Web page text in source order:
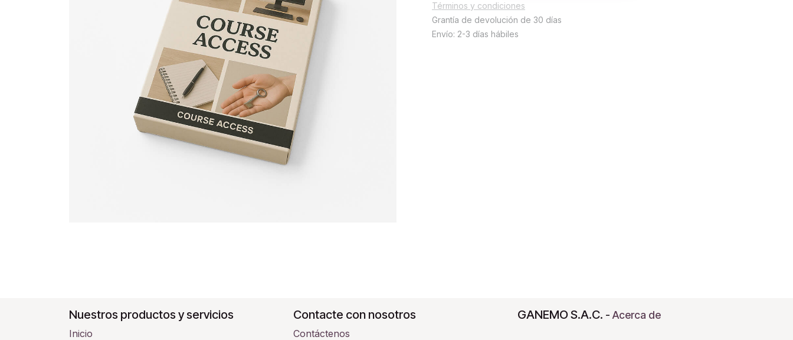
Términos y condiciones
Grantía de devolución de 30 días
Envío: 2-3 días hábiles
Nuestros productos y servicios
Inicio
Contacte con nosotros
Contáctenos
GANEMO S.A.C. -Acerca de